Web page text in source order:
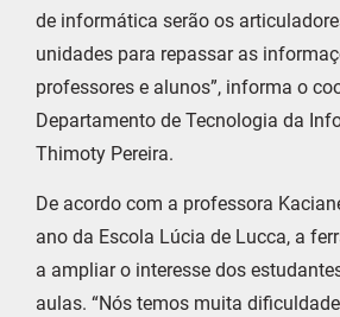
de informática serão os
unidades para repassar as
professores e alunos”, informa o
Departamento de Tecnologia da
Thimoty Pereira.
De acordo com a professora
ano da Escola Lúcia de Lucca, a
a ampliar o interesse dos
aulas. “Nós temos muita